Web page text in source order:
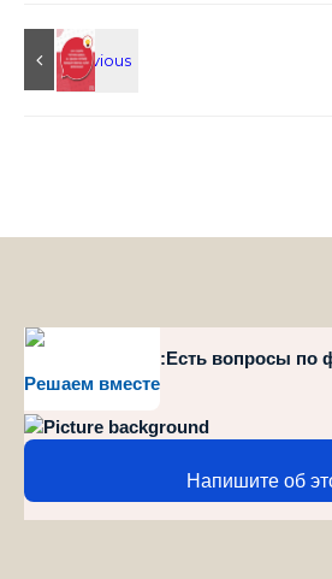
Решаем вместе
style="position":Есть вопросы по
и спорту?
Напишите об